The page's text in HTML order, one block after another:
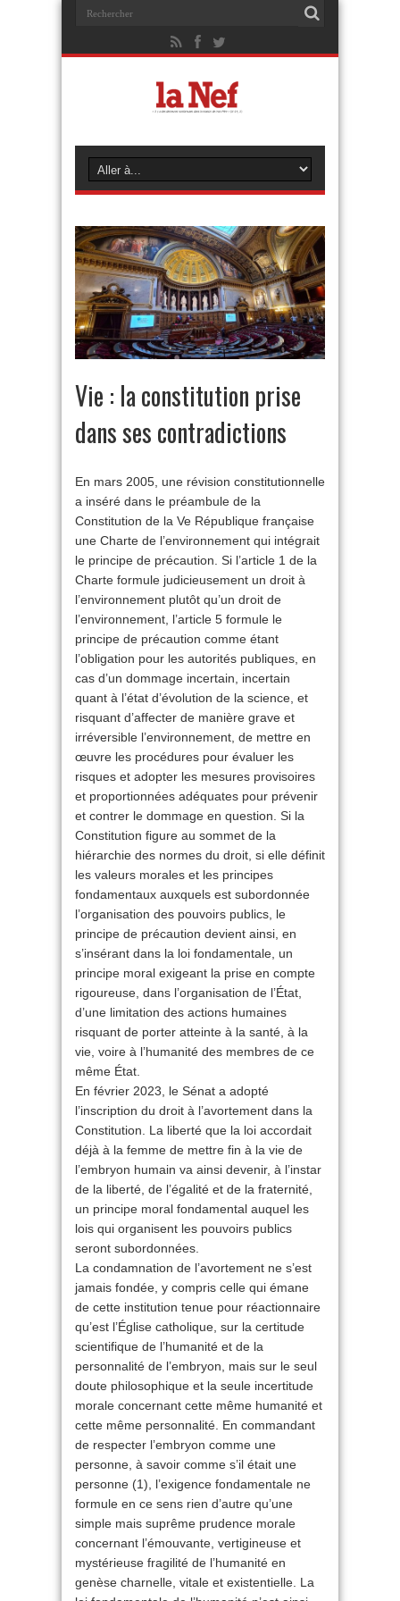
Vie : la constitution prise
dans ses contradictions
En mars 2005, une révision constitutionnelle
a inséré dans le préambule de la
Constitution de la Ve République française
une Charte de l’environnement qui intégrait
le principe de précaution. Si l’article 1 de la
Charte formule judicieusement un droit à
l’environnement plutôt qu’un droit de
l’environnement, l’article 5 formule le
principe de précaution comme étant
l’obligation pour les autorités publiques, en
cas d’un dommage incertain, incertain
quant à l’état d’évolution de la science, et
risquant d’affecter de manière grave et
irréversible l’environnement, de mettre en
œuvre les procédures pour évaluer les
risques et adopter les mesures provisoires
et proportionnées adéquates pour prévenir
et contrer le dommage en question. Si la
Constitution figure au sommet de la
hiérarchie des normes du droit, si elle définit
les valeurs morales et les principes
fondamentaux auxquels est subordonnée
l’organisation des pouvoirs publics, le
principe de précaution devient ainsi, en
s’insérant dans la loi fondamentale, un
principe moral exigeant la prise en compte
rigoureuse, dans l’organisation de l’État,
d’une limitation des actions humaines
risquant de porter atteinte à la santé, à la
vie, voire à l’humanité des membres de ce
même État.
En février 2023, le Sénat a adopté
l’inscription du droit à l’avortement dans la
Constitution. La liberté que la loi accordait
déjà à la femme de mettre fin à la vie de
l’embryon humain va ainsi devenir, à l’instar
de la liberté, de l’égalité et de la fraternité,
un principe moral fondamental auquel les
lois qui organisent les pouvoirs publics
seront subordonnées.
La condamnation de l’avortement ne s’est
jamais fondée, y compris celle qui émane
de cette institution tenue pour réactionnaire
qu’est l’Église catholique, sur la certitude
scientifique de l’humanité et de la
personnalité de l’embryon, mais sur le seul
doute philosophique et la seule incertitude
morale concernant cette même humanité et
cette même personnalité. En commandant
de respecter l’embryon comme une
personne, à savoir comme s’il était une
personne (1), l’exigence fondamentale ne
formule en ce sens rien d’autre qu’une
simple mais suprême prudence morale
concernant l’émouvante, vertigineuse et
mystérieuse fragilité de l’humanité en
genèse charnelle, vitale et existentielle. La